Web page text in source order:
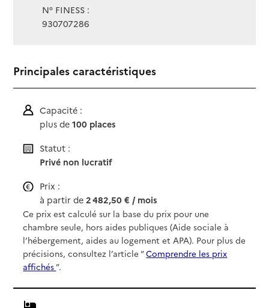
N° FINESS :
930707286
Principales caractéristiques
Capacité :
plus de100 places
Statut :
Privé non lucratif
Prix :
à partir de2 482,50 € / mois
Ce prix est calculé sur la base du prix pour une
chambre seule, hors aides publiques (Aide sociale à
l’hébergement, aides au logement et APA). Pour plus de
précisions, consultez l’article “Comprendre les prix
affichés”.